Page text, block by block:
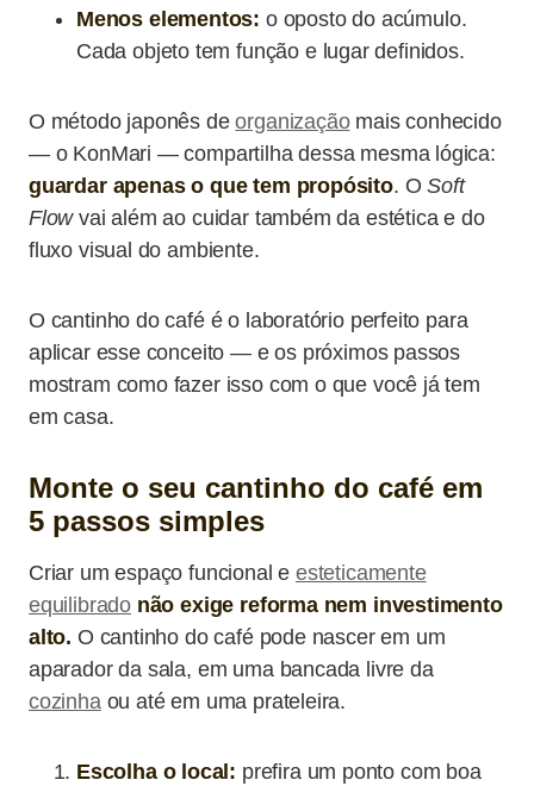
Menos elementos: o oposto do acúmulo.
Cada objeto tem função e lugar definidos.
O método japonês deorganizaçãomais conhecido
— o KonMari — compartilha dessa mesma lógica:
guardar apenas o que tem propósito. OSoft
Flowvai além ao cuidar também da estética e do
fluxo visual do ambiente.
O cantinho do café é o laboratório perfeito para
aplicar esse conceito — e os próximos passos
mostram como fazer isso com o que você já tem
em casa.
Monte o seu cantinho do café em
5 passos simples
Criar um espaço funcional e esteticamente
equilibrado não exige reforma nem investimento
alto. O cantinho do café pode nascer em um
aparador da sala, em uma bancada livre da
cozinhaou até em uma prateleira.
Escolha o local: prefira um ponto com boa